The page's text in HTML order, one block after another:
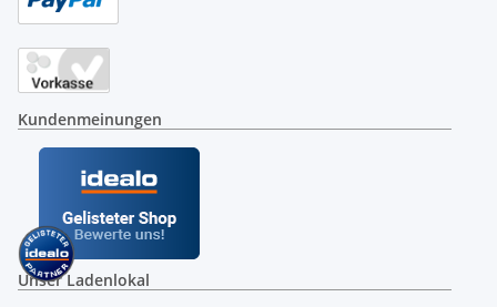
Kundenmeinungen
Unser Ladenlokal